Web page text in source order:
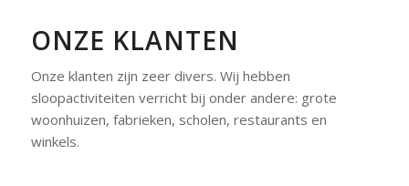
ONZE KLANTEN
Onze klanten zijn zeer divers. Wij hebben
sloopactiviteiten verricht bij onder andere: grote
woonhuizen, fabrieken, scholen, restaurants en
winkels.